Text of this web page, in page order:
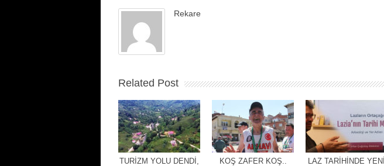
Rekare
Related Post
TURİZM YOLU DENDİ,
KOŞ ZAFER KOŞ..
LAZ TARİHİNDE YENİ